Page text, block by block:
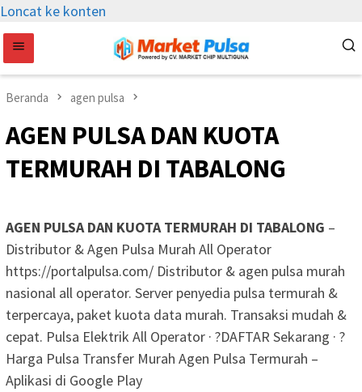
Loncat ke konten
Beranda agen pulsa
AGEN PULSA DAN KUOTA
TERMURAH DI TABALONG
AGEN PULSA DAN KUOTA TERMURAH DI TABALONG –
Distributor & Agen Pulsa Murah All Operator
https://portalpulsa.com/ Distributor & agen pulsa murah
nasional all operator. Server penyedia pulsa termurah &
terpercaya, paket kuota data murah. Transaksi mudah &
cepat. Pulsa Elektrik All Operator · ?DAFTAR Sekarang · ?
Harga Pulsa Transfer Murah Agen Pulsa Termurah –
Aplikasi di Google Play